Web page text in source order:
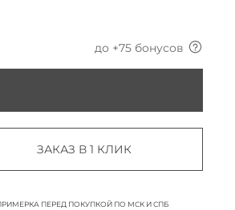
до +75 бонусов
ЗАКАЗ В 1 КЛИК
ПЕРЕД ПОКУПКОЙ ПО МСК И СПБ